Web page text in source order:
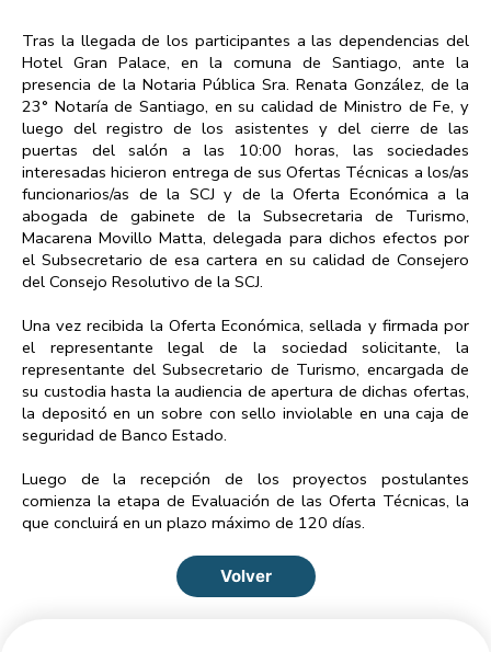
Tras la llegada de los participantes a las dependencias del
Hotel Gran Palace, en la comuna de Santiago, ante la
presencia de la Notaria Pública Sra. Renata González, de la
23° Notaría de Santiago, en su calidad de Ministro de Fe, y
luego del registro de los asistentes y del cierre de las
puertas del salón a las 10:00 horas, las sociedades
interesadas hicieron entrega de sus Ofertas Técnicas a los/as
funcionarios/as de la SCJ y de la Oferta Económica a la
abogada de gabinete de la Subsecretaria de Turismo,
Macarena Movillo Matta, delegada para dichos efectos por
el Subsecretario de esa cartera en su calidad de Consejero
del Consejo Resolutivo de la SCJ.
Una vez recibida la Oferta Económica, sellada y firmada por
el representante legal de la sociedad solicitante, la
representante del Subsecretario de Turismo, encargada de
su custodia hasta la audiencia de apertura de dichas ofertas,
la depositó en un sobre con sello inviolable en una caja de
seguridad de Banco Estado.
Luego de la recepción de los proyectos postulantes
comienza la etapa de Evaluación de las Oferta Técnicas, la
que concluirá en un plazo máximo de 120 días.
Volver